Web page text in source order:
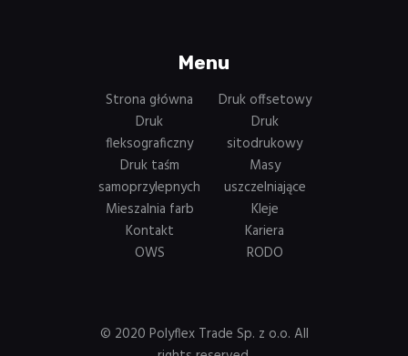
Menu
Strona główna
Druk offsetowy
Druk
fleksograficzny
Druk
sitodrukowy
Druk taśm
samoprzylepnych
Masy
uszczelniające
Mieszalnia farb
Kleje
Kontakt
Kariera
OWS
RODO
© 2020 Polyflex Trade Sp. z o.o. All